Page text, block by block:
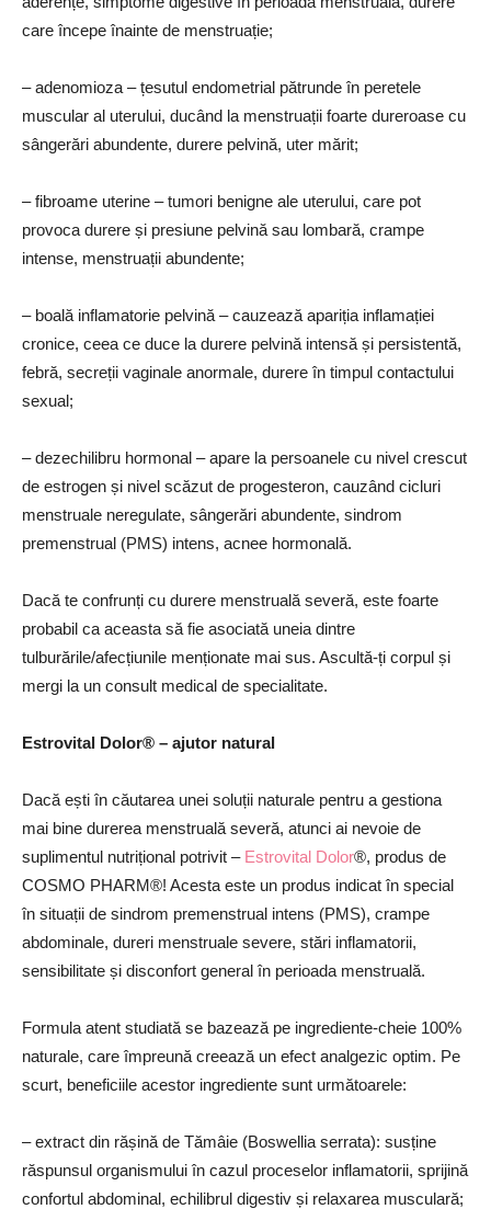
care începe înainte de menstruație;
– adenomioza – țesutul endometrial pătrunde în peretele
muscular al uterului, ducând la menstruații foarte dureroase cu
sângerări abundente, durere pelvină, uter mărit;
– fibroame uterine – tumori benigne ale uterului, care pot
provoca durere și presiune pelvină sau lombară, crampe
intense, menstruații abundente;
– boală inflamatorie pelvină – cauzează apariția inflamației
cronice, ceea ce duce la durere pelvină intensă și persistentă,
febră, secreții vaginale anormale, durere în timpul contactului
sexual;
– dezechilibru hormonal – apare la persoanele cu nivel crescut
de estrogen și nivel scăzut de progesteron, cauzând cicluri
menstruale neregulate, sângerări abundente, sindrom
premenstrual (PMS) intens, acnee hormonală.
Dacă te confrunți cu durere menstruală severă, este foarte
probabil ca aceasta să fie asociată uneia dintre
tulburările/afecțiunile menționate mai sus. Ascultă-ți corpul și
mergi la un consult medical de specialitate.
Estrovital Dolor® – ajutor natural
Dacă ești în căutarea unei soluții naturale pentru a gestiona
mai bine durerea menstruală severă, atunci ai nevoie de
suplimentul nutrițional potrivit – Estrovital Dolor®, produs de
COSMO PHARM®! Acesta este un produs indicat în special
în situații de sindrom premenstrual intens (PMS), crampe
abdominale, dureri menstruale severe, stări inflamatorii,
sensibilitate și disconfort general în perioada menstruală.
Formula atent studiată se bazează pe ingrediente-cheie 100%
naturale, care împreună creează un efect analgezic optim. Pe
scurt, beneficiile acestor ingrediente sunt următoarele:
– extract din rășină de Tămâie (Boswellia serrata): susține
răspunsul organismului în cazul proceselor inflamatorii, sprijină
confortul abdominal, echilibrul digestiv și relaxarea musculară;